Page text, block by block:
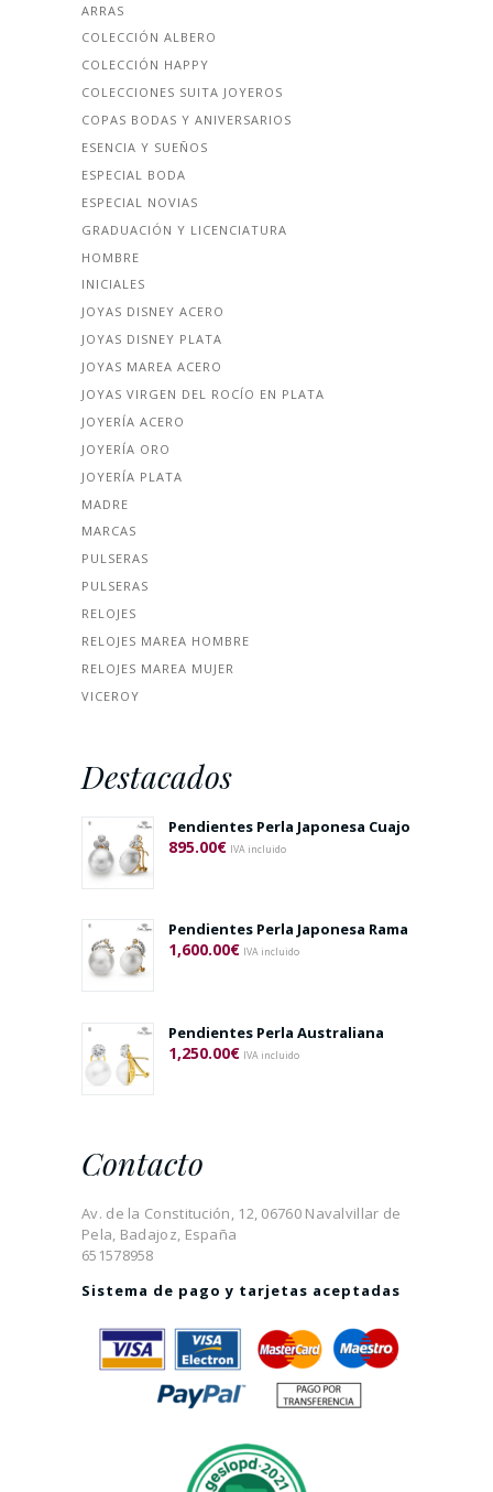
ARRAS
COLECCIÓN ALBERO
COLECCIÓN HAPPY
COLECCIONES SUITA JOYEROS
COPAS BODAS Y ANIVERSARIOS
ESENCIA Y SUEÑOS
ESPECIAL BODA
ESPECIAL NOVIAS
GRADUACIÓN Y LICENCIATURA
HOMBRE
INICIALES
JOYAS DISNEY ACERO
JOYAS DISNEY PLATA
JOYAS MAREA ACERO
JOYAS VIRGEN DEL ROCÍO EN PLATA
JOYERÍA ACERO
JOYERÍA ORO
JOYERÍA PLATA
MADRE
MARCAS
PULSERAS
PULSERAS
RELOJES
RELOJES MAREA HOMBRE
RELOJES MAREA MUJER
VICEROY
Destacados
Pendientes Perla Japonesa Cuajo
895.00€ IVA incluido
Pendientes Perla Japonesa Rama
1,600.00€ IVA incluido
Pendientes Perla Australiana
1,250.00€ IVA incluido
Contacto
Av. de la Constitución, 12, 06760 Navalvillar de
Pela, Badajoz, España
651578958
Sistema de pago y tarjetas aceptadas